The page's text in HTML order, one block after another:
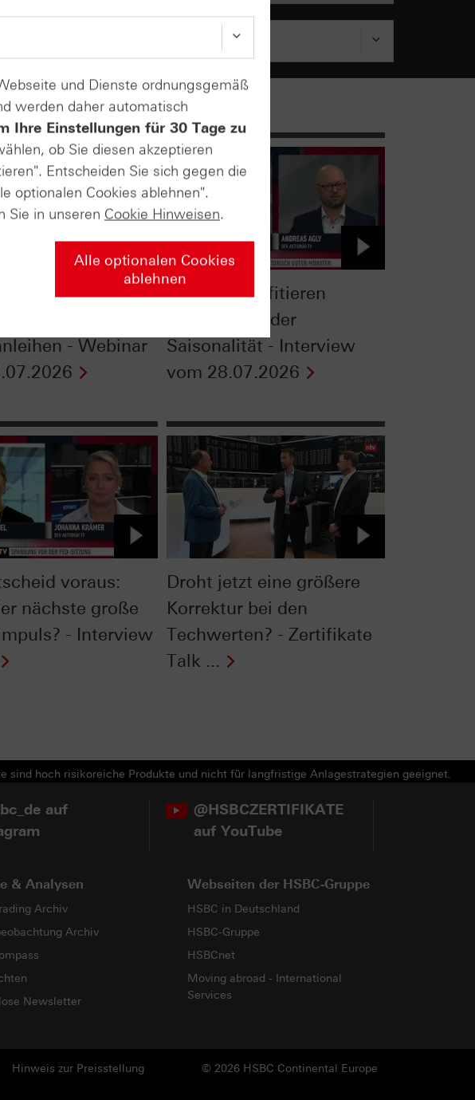
- Zinsen
- Webinar
Gold: So profitieren
Anleger von der
Saisonalität - Interview
vom 28.07.2026
voraus:
nächste große
- Interview
Droht jetzt eine größere
Korrektur bei den
Techwerten? - Zertifikate
Talk ...
hoch risikoreiche Produkte und nicht für langfristige Anlagestrategien geeignet.
auf
@HSBCZERTIFIKATE
auf YouTube
& Analysen
Archiv
Archiv
Newsletter
Webseiten der HSBC-Gruppe
HSBC in Deutschland
HSBC-Gruppe
HSBCnet
Moving abroad - International
Services
© 2026 HSBC Continental Europe
Hinweis zur Preisstellung
und Dienste ordnungsgemäß
werden daher automatisch
Ihre Einstellungen für 30 Tage zu
ob Sie diesen akzeptieren
Entscheiden Sie sich gegen die
optionalen Cookies ablehnen".
Sie in unseren Cookie Hinweisen.
Alle optionalen Cookies
ablehnen